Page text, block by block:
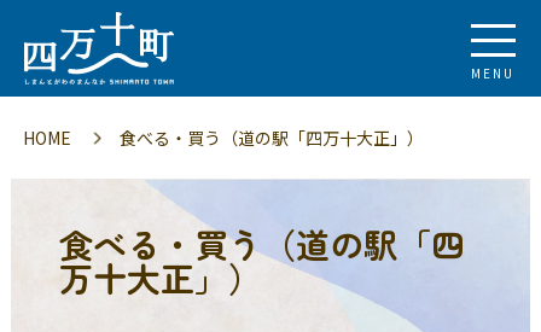
MENU
HOME 食べる・買う（道の駅「四万十大正」）
食べる・買う（道の駅「四
万十大正」）